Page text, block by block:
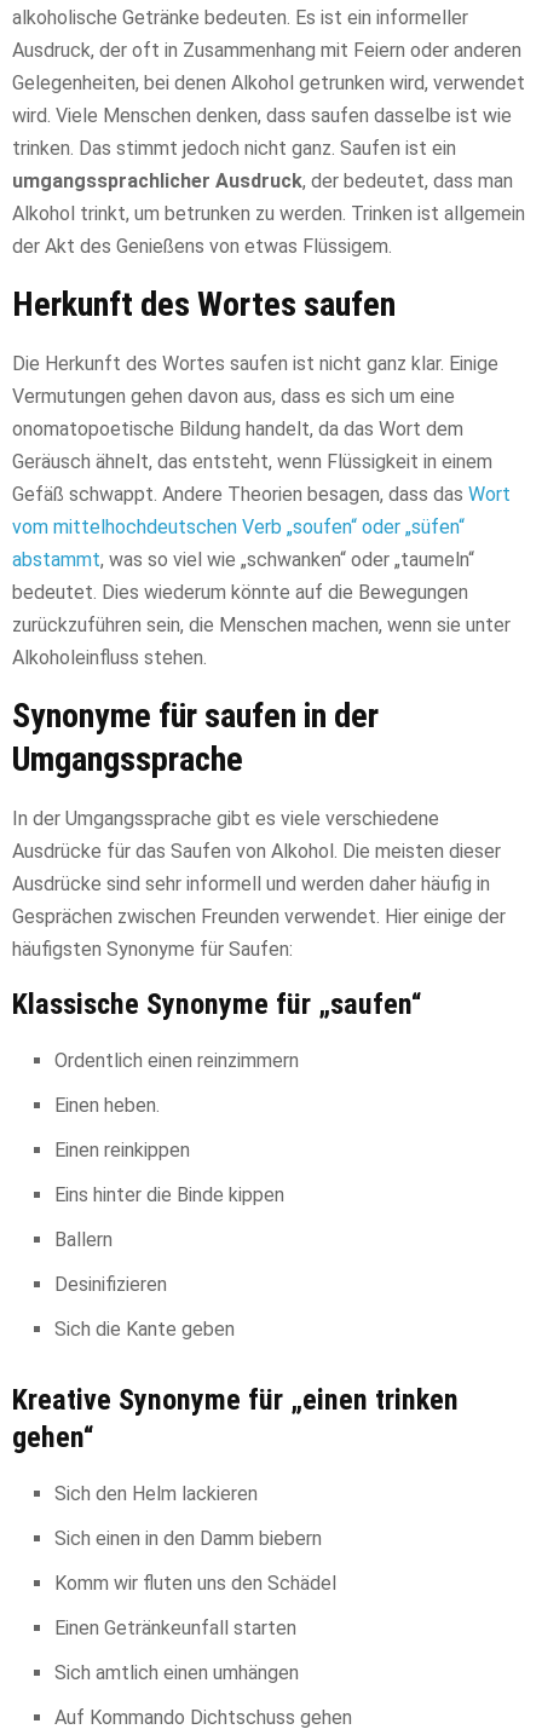
alkoholische Getränke bedeuten. Es ist ein informeller
Ausdruck, der oft in Zusammenhang mit Feiern oder anderen
Gelegenheiten, bei denen Alkohol getrunken wird, verwendet
wird. Viele Menschen denken, dass saufen dasselbe ist wie
trinken. Das stimmt jedoch nicht ganz. Saufen ist ein
umgangssprachlicher Ausdruck, der bedeutet, dass man
Alkohol trinkt, um betrunken zu werden. Trinken ist allgemein
der Akt des Genießens von etwas Flüssigem.
Herkunft des Wortes saufen
Die Herkunft des Wortes saufen ist nicht ganz klar. Einige
Vermutungen gehen davon aus, dass es sich um eine
onomatopoetische Bildung handelt, da das Wort dem
Geräusch ähnelt, das entsteht, wenn Flüssigkeit in einem
Gefäß schwappt. Andere Theorien besagen, dass das Wort
vom mittelhochdeutschen Verb „soufen“ oder „süfen“
abstammt, was so viel wie „schwanken“ oder „taumeln“
bedeutet. Dies wiederum könnte auf die Bewegungen
zurückzuführen sein, die Menschen machen, wenn sie unter
Alkoholeinfluss stehen.
Synonyme für saufen in der
Umgangssprache
In der Umgangssprache gibt es viele verschiedene
Ausdrücke für das Saufen von Alkohol. Die meisten dieser
Ausdrücke sind sehr informell und werden daher häufig in
Gesprächen zwischen Freunden verwendet. Hier einige der
häufigsten Synonyme für Saufen:
Klassische Synonyme für „saufen“
Ordentlich einen reinzimmern
Einen heben.
Einen reinkippen
Eins hinter die Binde kippen
Ballern
Desinifizieren
Sich die Kante geben
Kreative Synonyme für „einen trinken
gehen“
Sich den Helm lackieren
Sich einen in den Damm biebern
Komm wir fluten uns den Schädel
Einen Getränkeunfall starten
Sich amtlich einen umhängen
Auf Kommando Dichtschuss gehen